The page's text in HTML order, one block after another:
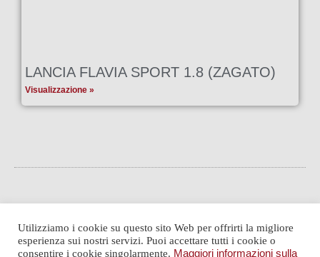
LANCIA FLAVIA SPORT 1.8 (ZAGATO)
Visualizzazione »
Utilizziamo i cookie su questo sito Web per offrirti la migliore
esperienza sui nostri servizi. Puoi accettare tutti i cookie o
consentire i cookie singolarmente. Maggiori informazioni sulla